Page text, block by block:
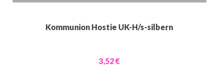
Kommunion Hostie UK-H/s-silbern
3,52 €